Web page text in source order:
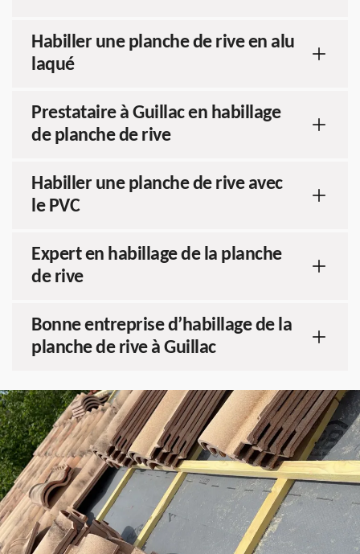
Habiller une planche de rive en alu
laqué
Prestataire à Guillac en habillage
de planche de rive
Habiller une planche de rive avec
le PVC
Expert en habillage de la planche
de rive
Bonne entreprise d’habillage de la
planche de rive à Guillac